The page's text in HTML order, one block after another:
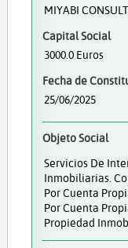
MIYABI
Capital Social
3000.0 Euros
Fecha de
25/06/2025
Objeto Social
Servicios De
Inmobiliarias.
Por Cuenta
Por Cuenta
Propiedad